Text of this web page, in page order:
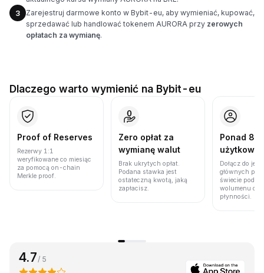
3
Zarejestruj darmowe konto w Bybit-eu, aby wymieniać, kupować,
sprzedawać lub handlować tokenem AURORA przy zerowych
opłatach za wymianę.
Dlaczego warto wymienić na Bybit-eu
Proof of Reserves
Rezerwy 1:1
weryfikowane co miesiąc
za pomocą on-chain
Merkle proof.
Zero opłat za
wymianę walut
Brak ukrytych opłat.
Podana stawka jest
ostateczną kwotą, jaką
zapłacisz.
Ponad 86
Dołącz do
głównych
świecie pod
wolumenu
płynności.
4.7 / 5